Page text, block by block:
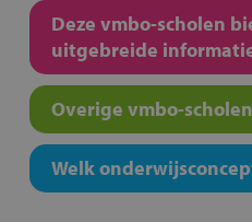
Deze vmbo-scholen
uitgebreide
Overige vmbo-
Welk